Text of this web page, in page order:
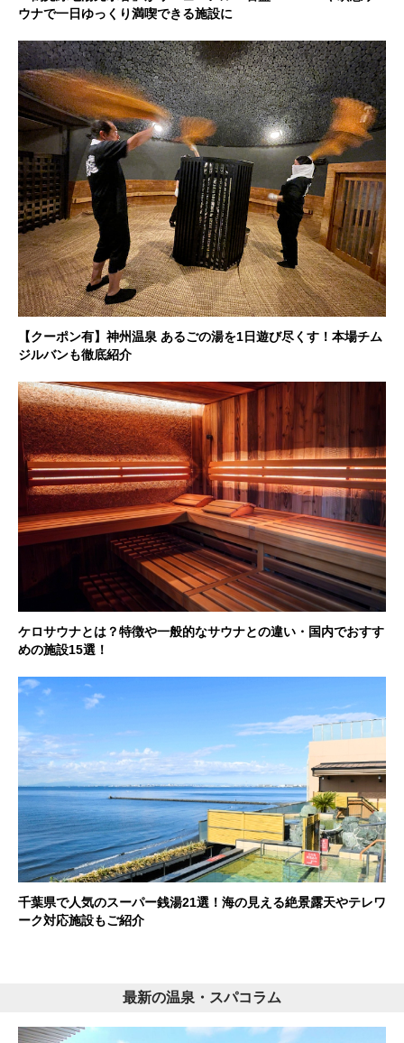
ウナで一日ゆっくり満喫できる施設に
【クーポン有】神州温泉 あるごの湯を1日遊び尽くす！本場チム
ジルバンも徹底紹介
ケロサウナとは？特徴や一般的なサウナとの違い・国内でおすす
めの施設15選！
千葉県で人気のスーパー銭湯21選！海の見える絶景露天やテレワ
ーク対応施設もご紹介
最新の温泉・スパコラム